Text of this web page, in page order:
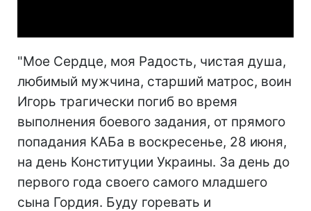
"Мое Сердце, моя Радость, чистая душа,
любимый мужчина, старший матрос, воин
Игорь трагически погиб во время
выполнения боевого задания, от прямого
попадания КАБа в воскресенье, 28 июня,
на день Конституции Украины. За день до
первого года своего самого младшего
сына Гордия. Буду горевать и